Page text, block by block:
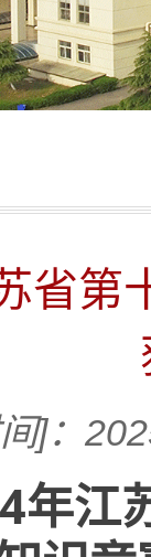
省第
]：
年江